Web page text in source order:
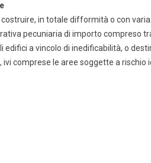
in totale difformità o con
pecuniaria di importo compreso
a vincolo di inedificabilità, o
comprese le aree soggette a rischio